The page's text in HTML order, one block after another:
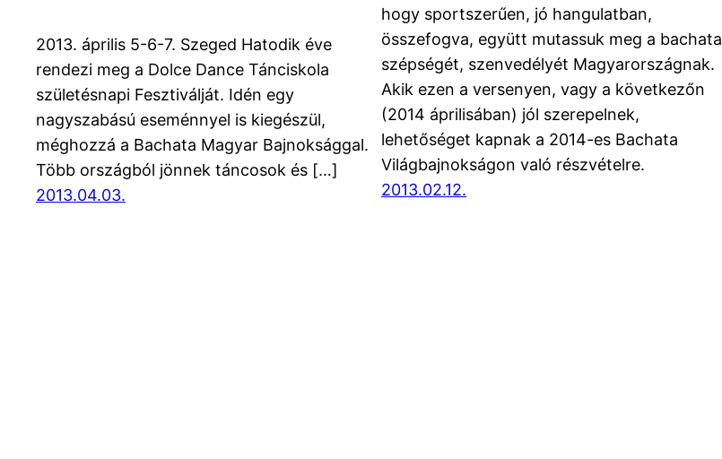
2013. április 5-6-7. Szeged Hatodik éve
rendezi meg a Dolce Dance Tánciskola
születésnapi Fesztiválját. Idén egy
nagyszabású eseménnyel is kiegészül,
méghozzá a Bachata Magyar Bajnoksággal.
Több országból jönnek táncosok és […]
2013.04.03.
hogy sportszerűen, jó hangulatban,
összefogva, együtt mutassuk meg a bachata
szépségét, szenvedélyét Magyarországnak.
Akik ezen a versenyen, vagy a következőn
(2014 áprilisában) jól szerepelnek,
lehetőséget kapnak a 2014-es Bachata
Világbajnokságon való részvételre.
2013.02.12.